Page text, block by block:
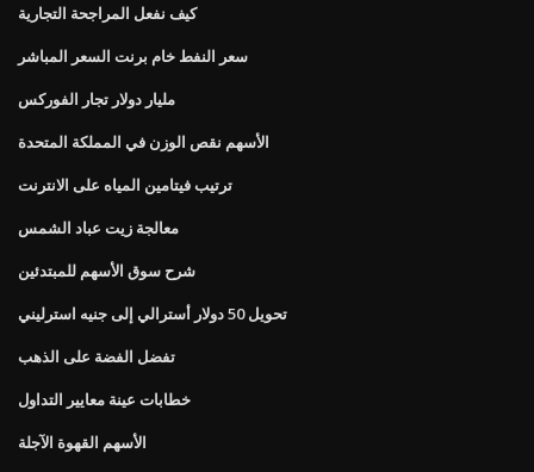
كيف نفعل المراجحة التجارية
سعر النفط خام برنت السعر المباشر
مليار دولار تجار الفوركس
الأسهم نقص الوزن في المملكة المتحدة
ترتيب فيتامين المياه على الانترنت
معالجة زيت عباد الشمس
شرح سوق الأسهم للمبتدئين
تحويل 50 دولار أسترالي إلى جنيه استرليني
تفضل الفضة على الذهب
خطابات عينة معايير التداول
الأسهم القهوة الآجلة